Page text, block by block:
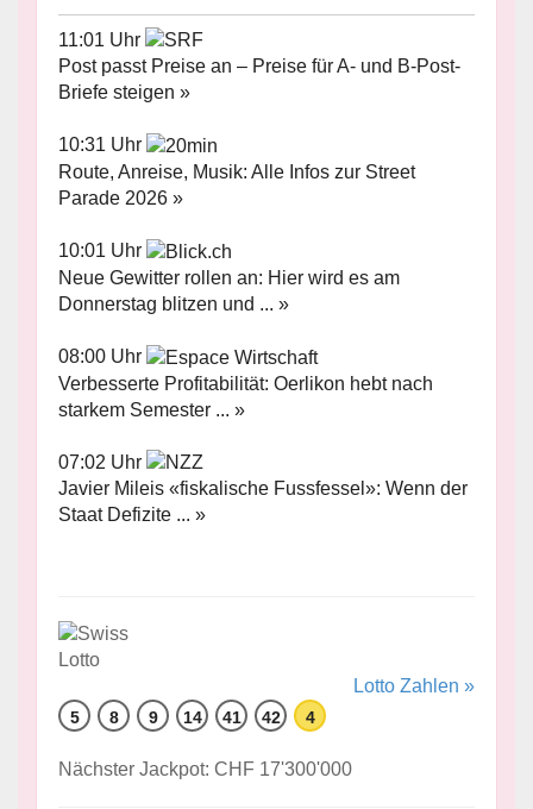
11:01 Uhr
Post passt Preise an – Preise für A- und B-Post-
Briefe steigen »
10:31 Uhr
Route, Anreise, Musik: Alle Infos zur Street
Parade 2026 »
10:01 Uhr
Neue Gewitter rollen an: Hier wird es am
Donnerstag blitzen und ... »
08:00 Uhr
Verbesserte Profitabilität: Oerlikon hebt nach
starkem Semester ... »
07:02 Uhr
Javier Mileis «fiskalische Fussfessel»: Wenn der
Staat Defizite ... »
Lotto Zahlen »
5 8 9 14 41 42 4
Nächster Jackpot: CHF 17'300'000